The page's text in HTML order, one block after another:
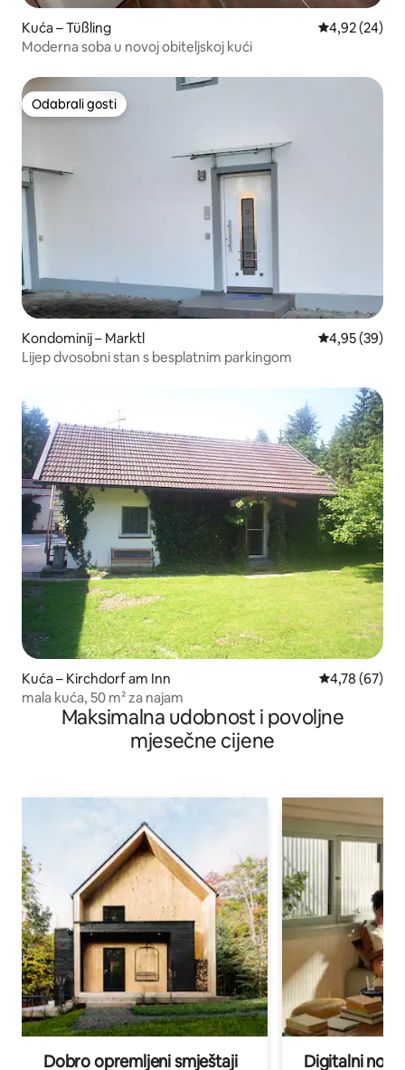
Kuća – Tüßling Prosječna
4,92 (24)
Moderna soba u novoj obiteljskoj kući
Odabrali gosti
Odabrali gosti
Kondominij – Marktl Prosječna
4,95 (39)
Lijep dvosobni stan s besplatnim parkingom
Kuća – Kirchdorf am Inn Prosječna
4,78 (67)
mala kuća, 50 m² za najam
Maksimalna udobnost i povoljne
mjesečne cijene
Dobro opremljeni smještaji Digitalni